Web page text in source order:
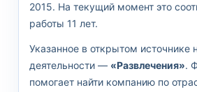
2015. На текущий момент это
работы 11 лет.
Указанное в открытом источнике
деятельности — «Развлечения».
помогает найти компанию по